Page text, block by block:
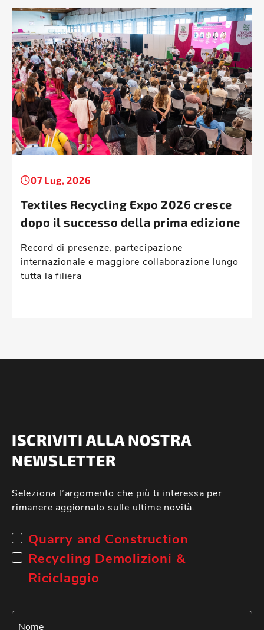
07 Lug, 2026
Textiles Recycling Expo 2026 cresce
dopo il successo della prima edizione
Record di presenze, partecipazione
internazionale e maggiore collaborazione lungo
tutta la filiera
ISCRIVITI ALLA NOSTRA
NEWSLETTER
Seleziona l’argomento che più ti interessa per
rimanere aggiornato sulle ultime novità.
Quarry and Construction
Recycling Demolizioni &
Riciclaggio